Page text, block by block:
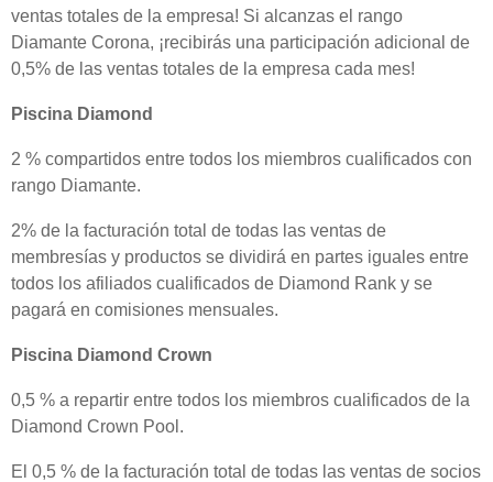
ventas totales de la empresa! Si alcanzas el rango
Diamante Corona, ¡recibirás una participación adicional de
0,5% de las ventas totales de la empresa cada mes!
Piscina Diamond
2 % compartidos entre todos los miembros cualificados con
rango Diamante.
2% de la facturación total de todas las ventas de
membresías y productos se dividirá en partes iguales entre
todos los afiliados cualificados de Diamond Rank y se
pagará en comisiones mensuales.
Piscina Diamond Crown
0,5 % a repartir entre todos los miembros cualificados de la
Diamond Crown Pool.
El 0,5 % de la facturación total de todas las ventas de socios